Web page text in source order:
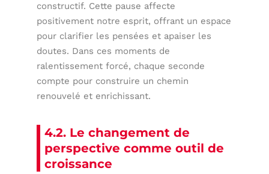
constructif. Cette pause affecte
positivement notre esprit, offrant un espace
pour clarifier les pensées et apaiser les
doutes. Dans ces moments de
ralentissement forcé, chaque seconde
compte pour construire un chemin
renouvelé et enrichissant.
4.2. Le changement de
perspective comme outil de
croissance